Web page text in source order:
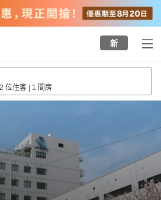
新
2 位住客 | 1 間房